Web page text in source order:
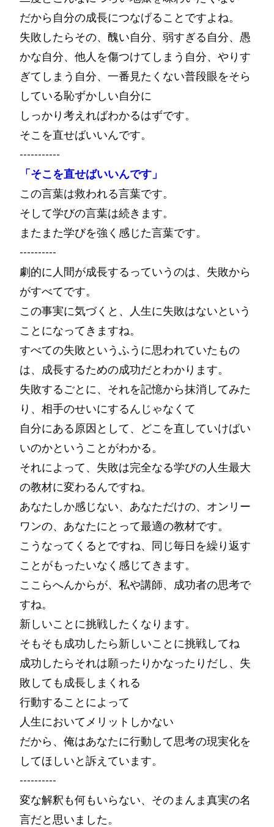
だから自分の成長につなげることですよね。
失敗したらその、醜い自分、弱すぎる自分、愚
かな自分、他人を傷つけてしまう自分、やりす
ぎてしまう自分、一番見たくない普段眼をそら
している恥ずかしい自分に
しっかり考えればわかるはずです。
そこを直せばいいんです。
-----------
「そこを直せばいいんです」
この言葉は救われる言葉です。
そして学びの言葉は続きます。
またまた学びを強く感じた言葉です。
----------
劇的に人間が成長するっていうのは、失敗から
がすべてです。
この事実に気づくと、人生に失敗はないという
ことになってきますね。
すべての失敗というふうに思われていたもの
は、成長するための成功だとわかります。
失敗するごとに、それを記憶から抹消してみた
り、相手のせいにするんじゃなくて
自分にある原因として、どこを直していけばい
いのかということがわかる。
それによって、失敗は完全なる学びの人生最大
の教材に変わるんですね。
あなたしか感じない、あなただけの、オンリー
ワンの、あなたにとって最適の教材です。
こうなってくるとですね、同じ毎日を繰り返す
ことがもったいなく感じてきます。
ここらへんからが、私や講師、成功者の思考で
すね。
新しいことに挑戦したくなります。
そもそも成功したら新しいことに挑戦してね
成功したらそれは願ったりかなったりだし、失
敗しても成長しまくれる
行動することによって
人生においてメリットしかない
だから、俺はあなたに行動して思考の現実化を
してほしいと訴えています。
----------
変な解釈も何もいらない、そのまんま真実の名
言だと思いました。